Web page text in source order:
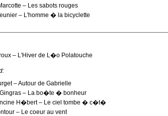
– Les sabots rouges
– L'homme � la bicyclette
– L'Hiver de L�o Polatouche
– Autour de Gabrielle
– La bo�te � bonheur
H�bert – Le ciel tombe � c�t�
– Le coeur au vent